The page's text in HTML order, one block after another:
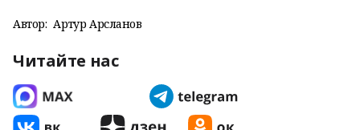
Автор: Артур Арсланов
Читайте нас